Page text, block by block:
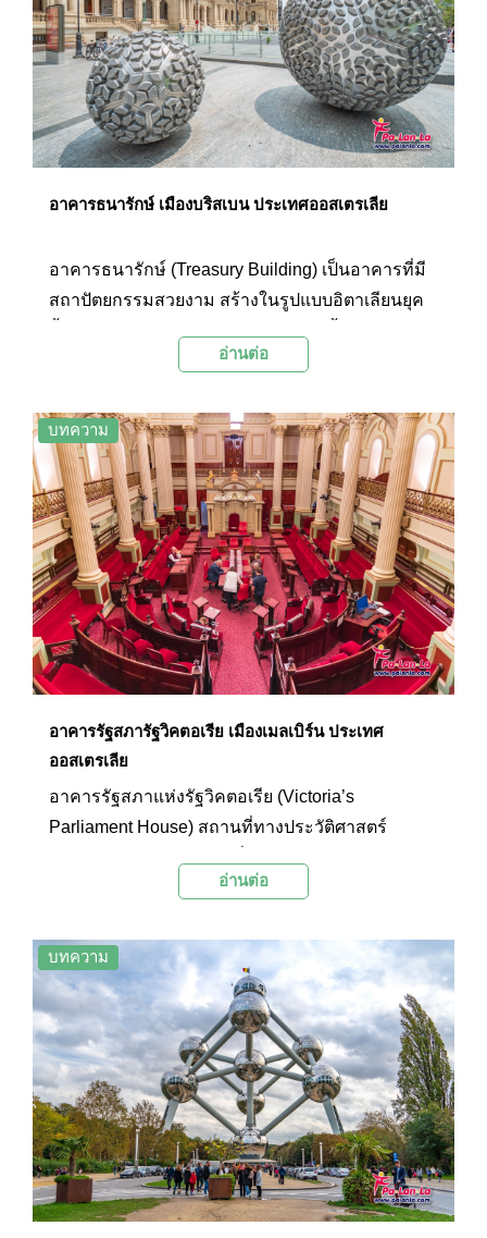
อาคารธนารักษ์ เมืองบริสเบน ประเทศออสเตรเลีย
อาคารธนารักษ์ (Treasury Building) เป็นอาคารที่มี
สถาปัตยกรรมสวยงาม สร้างในรูปแบบอิตาเลียนยุค
เป็นมรดกแห่งรัฐควีนส์แลนด์ ปัจจุบันอาคารแห่งนี้
ปัจจุบัน อาคารแห่งนี้ครอบครองโดย Treasury
Casino ซึ่งเป็นของ Star Entertainment Group ซึ่งนัก
ท่องเที่ยวสามารถเข้าไปเยี่ยมชมภายในได้ ซึ่ง
นอกจากจะเป็นคาสิโนแล้วยังมีกิจกรรมอื่นๆ อีก
มากมายอาทิ ศูนย์ออกกำลังกาย, ซาวน่า, บริการ
นวด, ความบันเทิงยามเย็น, ร้านค้า, ร้านอาหารชั้น
เยี่ยม, ฟิตเนส, การแสดงดนตรีสด, การถ่ายทอดสด
กีฬา รวมถึงไนต์คลับดีเจ
อ่านต่อ
บทความ
อาคารรัฐสภารัฐวิคตอเรีย เมืองเมลเบิร์น ประเทศ
ออสเตรเลีย
อาคารรัฐสภาแห่งรัฐวิคตอเรีย (Victoria’s
Parliament House) สถานที่ทางประวัติศาสตร์
และมีเหตุการณ์สำคัญมากมายเกิดขึ้นที่นี่ และยังเป็น
(Victorian Heritage Register)
อ่านต่อ
บทความ